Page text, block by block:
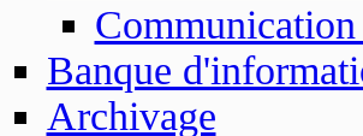
Communication
Banque
Archivage